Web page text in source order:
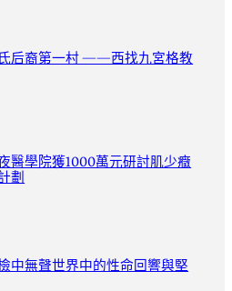
氏后裔第一村 ——西找九宮格教
醫學院獲1000萬元研討肌少癥
劃
中無聲世界中的性命回響與堅